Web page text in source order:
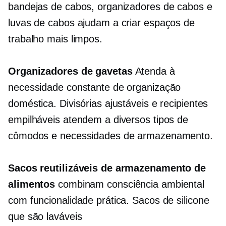
bandejas de cabos, organizadores de cabos e
luvas de cabos ajudam a criar espaços de
trabalho mais limpos.
Organizadores de gavetasAtenda à
necessidade constante de organização
doméstica. Divisórias ajustáveis ​​e recipientes
empilháveis ​​atendem a diversos tipos de
cômodos e necessidades de armazenamento.
Sacos reutilizáveis ​​de armazenamento de
alimentos combinam consciência ambiental
com funcionalidade prática. Sacos de silicone
que são laváveis